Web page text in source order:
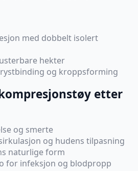
med dobbelt isolert
hekter
og kroppsforming
etter
og smerte
og hudens tilpasning
naturlige form
for infeksjon og blodpropp